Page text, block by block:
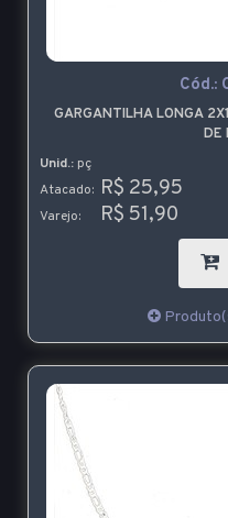
Cód.:
GARGANTILHA LONGA
DE
Unid.: pç
Atacado: R$ 25,95
Varejo: R$ 51,90